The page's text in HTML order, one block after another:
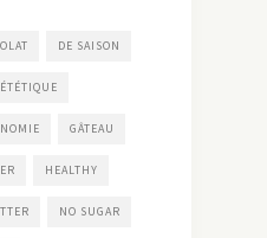
DE SAISON
GÂTEAU
HEALTHY
NO SUGAR